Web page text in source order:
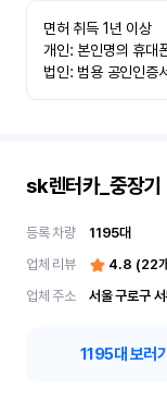
면허 취득 1년 이상
개인: 본인명의 휴대
법인: 범용 공인인증
sk렌터카_중장기
등록 차량 1195대
업체 리뷰
4.8 (22
업체 주소
서울 구로구
1195대 보러